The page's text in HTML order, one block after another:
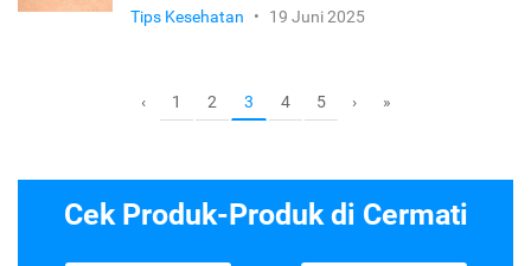
Tips Kesehatan • 19 Juni 2025
‹ 1 2 3 4 5 › »
Cek Produk-Produk di Cermati